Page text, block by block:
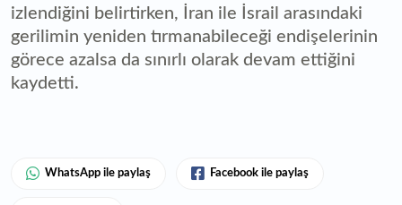
izlendiğini belirtirken, İran ile İsrail arasındaki
gerilimin yeniden tırmanabileceği endişelerinin
görece azalsa da sınırlı olarak devam ettiğini
kaydetti.
WhatsApp ile paylaş Facebook ile paylaş